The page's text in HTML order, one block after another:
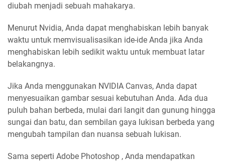
diubah menjadi sebuah mahakarya.
Menurut Nvidia, Anda dapat menghabiskan lebih banyak
waktu untuk memvisualisasikan ide-ide Anda jika Anda
menghabiskan lebih sedikit waktu untuk membuat latar
belakangnya.
Jika Anda menggunakan NVIDIA Canvas, Anda dapat
menyesuaikan gambar sesuai kebutuhan Anda. Ada dua
puluh bahan berbeda, mulai dari langit dan gunung hingga
sungai dan batu, dan sembilan gaya lukisan berbeda yang
mengubah tampilan dan nuansa sebuah lukisan.
Sama seperti Adobe Photoshop , Anda mendapatkan